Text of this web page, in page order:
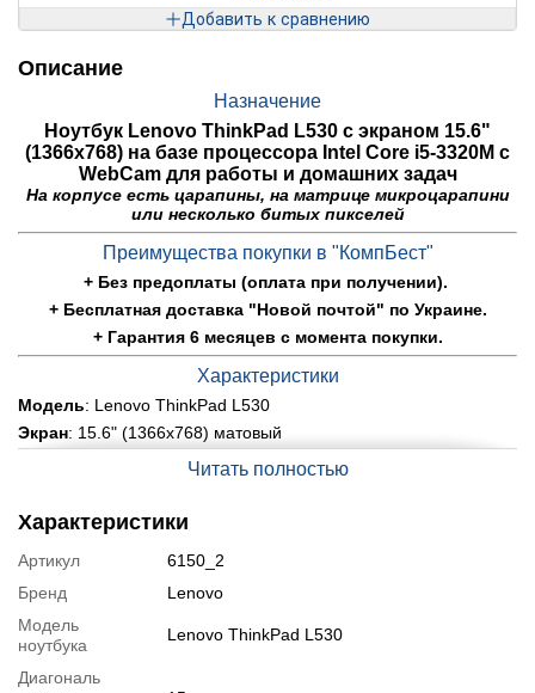
Добавить к сравнению
Описание
Назначение
Ноутбук Lenovo ThinkPad L530 с экраном 15.6"
(1366х768) на базе процессора Intel Core i5-3320M с
WebCam для работы и домашних задач
На корпусе есть царапины, на матрице микроцарапини
или несколько битых пикселей
Преимущества покупки в "КомпБест"
+ Без предоплаты (оплата при получении).
+ Бесплатная доставка "Новой почтой" по Украине.
+ Гарантия 6 месяцев с момента покупки.
Характеристики
Модель: Lenovo ThinkPad L530
Экран: 15.6" (1366х768) матовый
: Intel Core i5-3320M (2(4) ядра по 2.60-
3.30GHz); Cache Memory 3 MB
Жёсткий диск: 500 GB SSHD
Графика:
Integrated Intel HD Graphics 4000
Другое:
Веб-камера
Порты:
Card-reader, Audio combo
Подробная спецификация, тесты и технические отчеты
Читать полностью
Характеристики
Артикул
6150_2
Бренд
Lenovo
Модель
ноутбука
Lenovo ThinkPad L530
Диагональ